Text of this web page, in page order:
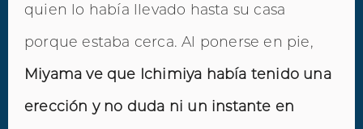
quien lo había llevado hasta su casa
porque estaba cerca. Al ponerse en pie,
Miyama ve que Ichimiya había tenido una
erección y no duda ni un instante en